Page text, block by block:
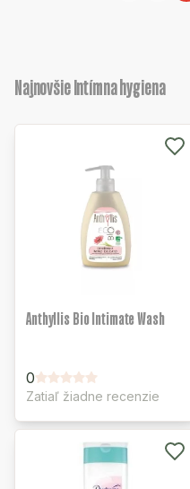
Najnovšie Intímna hygiena
Anthyllis Bio Intimate Wash
0
Zatiaľ žiadne recenzie